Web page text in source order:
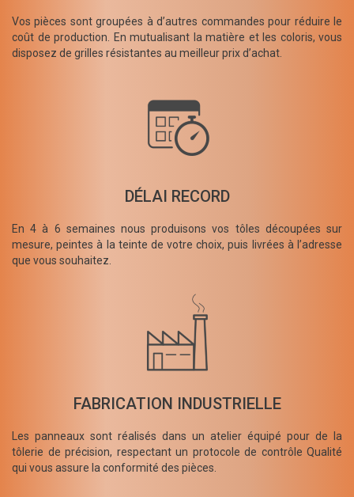
Vos pièces sont groupées à d’autres commandes pour réduire le
coût de production. En mutualisant la matière et les coloris, vous
disposez de grilles résistantes au meilleur prix d’achat.
DÉLAI RECORD
En 4 à 6 semaines nous produisons vos tôles découpées sur
mesure, peintes à la teinte de votre choix, puis livrées à l’adresse
que vous souhaitez.
FABRICATION INDUSTRIELLE
Les panneaux sont réalisés dans un atelier équipé pour de la
tôlerie de précision, respectant un protocole de contrôle Qualité
qui vous assure la conformité des pièces.